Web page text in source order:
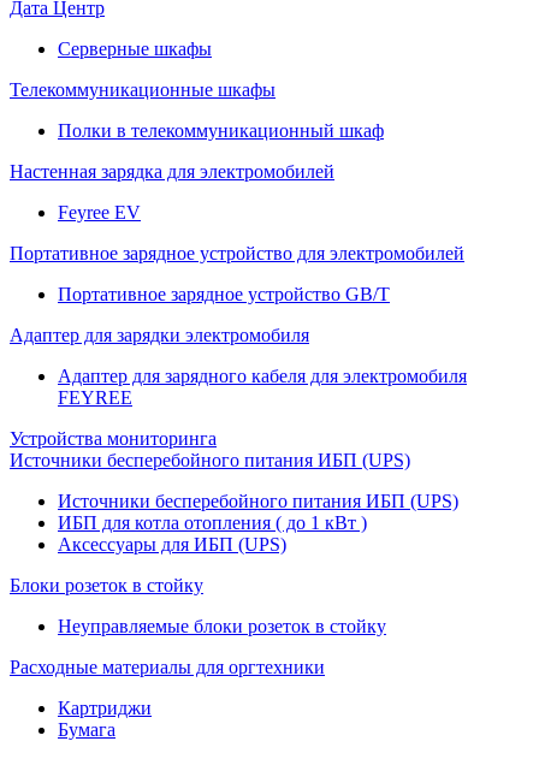
Дата Центр
Серверные шкафы
Телекоммуникационные шкафы
Полки в телекоммуникационный шкаф
Настенная зарядка для электромобилей
Feyree EV
Портативное зарядное устройство для электромобилей
Портативное зарядное устройство GB/T
Адаптер для зарядки электромобиля
Адаптер для зарядного кабеля для электромобиля
FEYREE
Устройства мониторинга
Источники бесперебойного питания ИБП (UPS)
Источники бесперебойного питания ИБП (UPS)
ИБП для котла отопления ( до 1 кВт )
Аксессуары для ИБП (UPS)
Блоки розеток в стойку
Неуправляемые блоки розеток в стойку
Расходные материалы для оргтехники
Картриджи
Бумага